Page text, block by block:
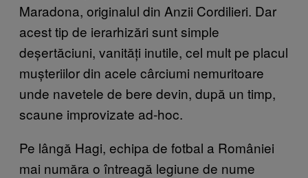
Maradona, originalul din Anzii Cordilieri. Dar
acest tip de ierarhizări sunt simple
deșertăciuni, vanități inutile, cel mult pe placul
mușteriilor din acele cârciumi nemuritoare
unde navetele de bere devin, după un timp,
scaune improvizate ad-hoc.
Pe lângă Hagi, echipa de fotbal a României
mai număra o întreagă legiune de nume